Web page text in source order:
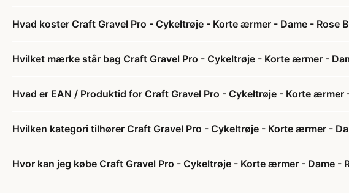
Hvad koster Craft Gravel Pro - Cykeltrøje - Korte ærmer - Dame - Rose
Hvilket mærke står bag Craft Gravel Pro - Cykeltrøje - Korte ærmer -
Hvad er EAN / Produktid for Craft Gravel Pro - Cykeltrøje - Korte
Hvilken kategori tilhører Craft Gravel Pro - Cykeltrøje - Korte ærmer -
Hvor kan jeg købe Craft Gravel Pro - Cykeltrøje - Korte ærmer - Dame -